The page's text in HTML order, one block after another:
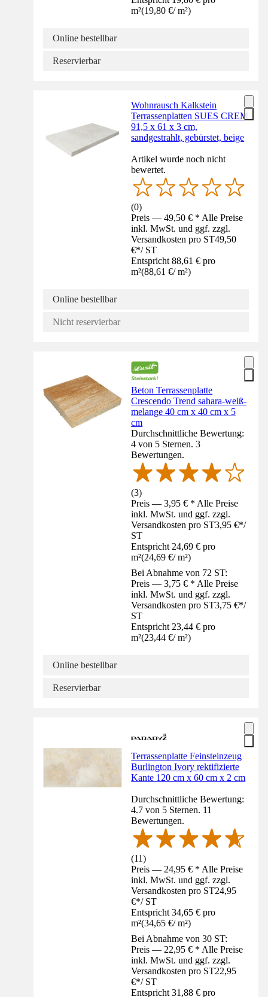
m²(19,80 €/ m²)
Online bestellbar
Reservierbar
Wohnrausch Kalkstein
Terrassenplatten SUES CREM
91,5 x 61 x 3 cm,
sandgestrahlt, gebürstet, beige
Artikel wurde noch nicht
bewertet.
(0)
Preis — 49,50 € * Alle Preise
inkl. MwSt. und ggf. zzgl.
Versandkosten pro ST49,50
€*/ ST
Entspricht 88,61 € pro
m²(88,61 €/ m²)
Online bestellbar
Nicht reservierbar
Beton Terrassenplatte
Crescendo Trend sahara-weiß-
melange 40 cm x 40 cm x 5
cm
Durchschnittliche Bewertung:
4 von 5 Sternen. 3
Bewertungen.
(3)
Preis — 3,95 € * Alle Preise
inkl. MwSt. und ggf. zzgl.
Versandkosten pro ST3,95 €*/
ST
Entspricht 24,69 € pro
m²(24,69 €/ m²)
Bei Abnahme von 72 ST:
Preis — 3,75 € * Alle Preise
inkl. MwSt. und ggf. zzgl.
Versandkosten pro ST3,75 €*/
ST
Entspricht 23,44 € pro
m²(23,44 €/ m²)
Online bestellbar
Reservierbar
Terrassenplatte Feinsteinzeug
Burlington Ivory rektifizierte
Kante 120 cm x 60 cm x 2 cm
Durchschnittliche Bewertung:
4.7 von 5 Sternen. 11
Bewertungen.
(11)
Preis — 24,95 € * Alle Preise
inkl. MwSt. und ggf. zzgl.
Versandkosten pro ST24,95
€*/ ST
Entspricht 34,65 € pro
m²(34,65 €/ m²)
Bei Abnahme von 30 ST:
Preis — 22,95 € * Alle Preise
inkl. MwSt. und ggf. zzgl.
Versandkosten pro ST22,95
€*/ ST
Entspricht 31,88 € pro